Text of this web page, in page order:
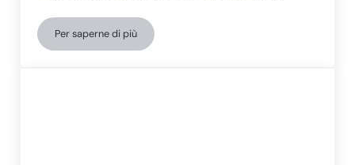
Per saperne di piùVerso una neurodidattica dell’apprendimento musicale